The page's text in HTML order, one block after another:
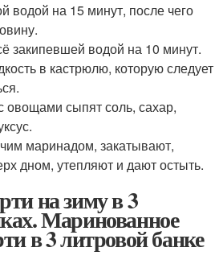
водой на 15 минут, после чего
закипевшей водой на 10 минут.
в кастрюлю, которую следует
овощами сыпят соль, сахар,
маринадом, закатывают,
дном, утепляют и дают остыть.
на зиму в 3
Маринованное
в 3 литровой банке